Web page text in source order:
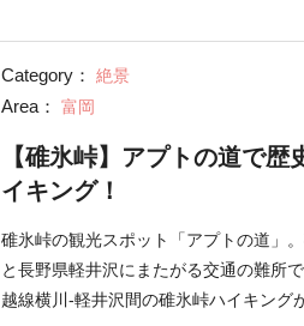
Category： 絶景
Area： 富岡
【碓氷峠】アプトの道で
イキング！
碓氷峠の観光スポット「アプトの道」
と長野県軽井沢にまたがる交通の難所
越線横川-軽井沢間の碓氷峠ハイキング